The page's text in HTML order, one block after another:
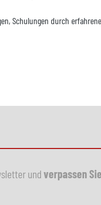
Schulungen durch
undverpassen